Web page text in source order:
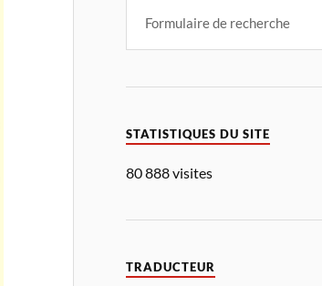
STATISTIQUES DU SITE
80 888 visites
TRADUCTEUR